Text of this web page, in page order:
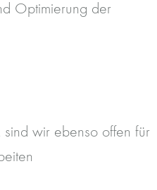
Optimierung der
sind wir ebenso offen für